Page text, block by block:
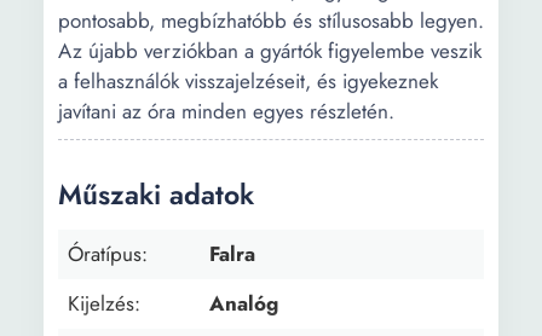
pontosabb, megbízhatóbb és stílusosabb legyen.
Az újabb verziókban a gyártók figyelembe veszik
a felhasználók visszajelzéseit, és igyekeznek
javítani az óra minden egyes részletén.
Műszaki adatok
Óratípus:
Falra
Kijelzés:
Analóg